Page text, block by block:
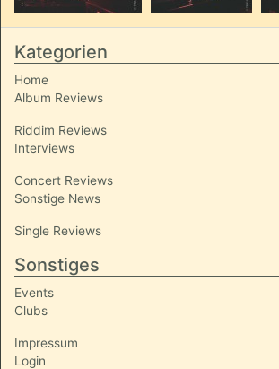
Kategorien
Home
Album Reviews
Riddim Reviews
Interviews
Concert Reviews
Sonstige News
Single Reviews
Sonstiges
Events
Clubs
Impressum
Login